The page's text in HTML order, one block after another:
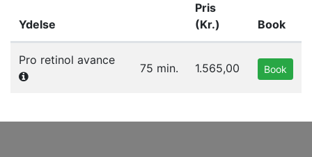
Ydelse
Pris
(Kr.)
Book
Pro retinol avance
75 min. 1.565,00 Book